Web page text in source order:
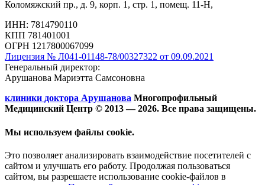
Коломяжский пр., д. 9, корп. 1, стр. 1, помещ. 11-Н,
ИНН: 7814790110
КПП 781401001
ОГРН 1217800067099
Лицензия № Л041-01148-78/00327322 от 09.09.2021
Генеральный директор:
Арушанова Мариэтта Самсоновна
клиники доктора Арушанова Многопрофильный
Медицинский Центр © 2013 —2026. Все права защищены.
Мы используем файлы cookie.
Это позволяет анализировать взаимодействие посетителей с
сайтом и улучшать его работу. Продолжая пользоваться
сайтом, вы разрешаете использование cookie-файлов в